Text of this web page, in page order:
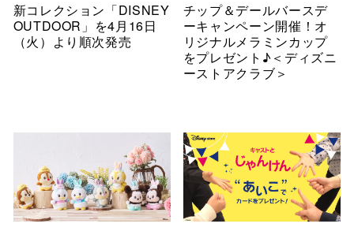
新コレクション「DISNEY
OUTDOOR」を4月16日
（火）より順次発売
チップ＆デールバースデ
ーキャンペーン開催！オ
リジナルメラミンカップ
をプレゼント♪＜ディズニ
ーストアクラブ＞